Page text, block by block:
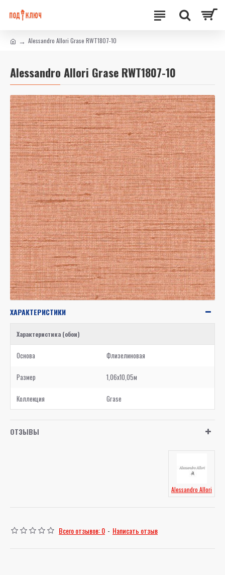
Alessandro Allori Grase RWT1807-10
Alessandro Allori Grase RWT1807-10
ХАРАКТЕРИСТИКИ
Характеристика (обои)
Основа Флизелиновая
Размер 1,06x10,05м
Коллекция Grase
ОТЗЫВЫ
Alessandro Allori
Всего отзывов: 0 - Написать отзыв